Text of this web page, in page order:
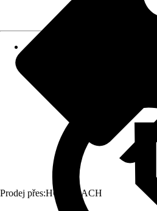
Prodej přes:HORNBACH